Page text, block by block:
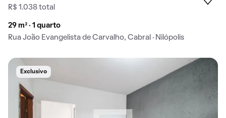
R$ 1.038 total
29 m² · 1 quarto
Rua João Evangelista de Carvalho, Cabral · Nilópolis
Exclusivo